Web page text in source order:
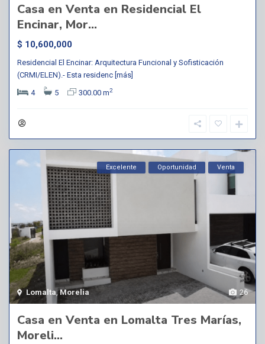
Casa en Venta en Residencial El
Encinar, Mor...
$ 10,600,000
Residencial El Encinar: Arquitectura Funcional y Sofisticación
(CRMI/ELEN).- Esta residenc [más]
4
5 300.00 m2
26
Lomalta ,Morelia
Excelente Oportunidad Venta
Casa en Venta en Lomalta Tres Marías,
Moreli...